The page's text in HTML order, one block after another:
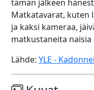
tämän jälkeen
Matkatavarat, kuten
ja kaksi kameraa,
matkustaneita
Lähde: YLE -